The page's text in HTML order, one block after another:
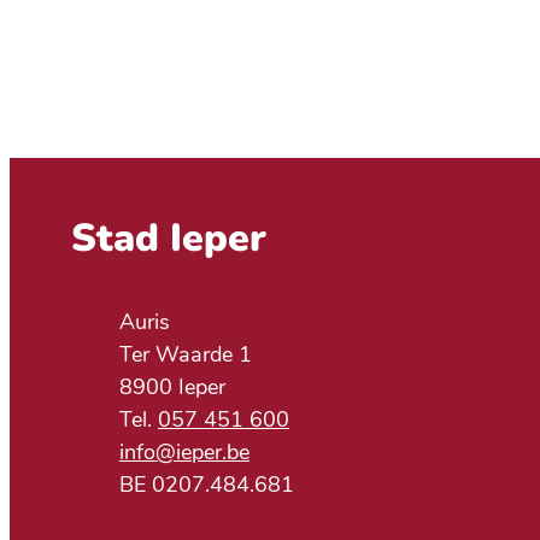
Contact & openingsuren
Stad Ieper
AdresAuris
Ter Waarde 1
,8900 Ieper
057 451 600
E-mailinfo@ieper.be
BTW nr.BE 0207.484.681